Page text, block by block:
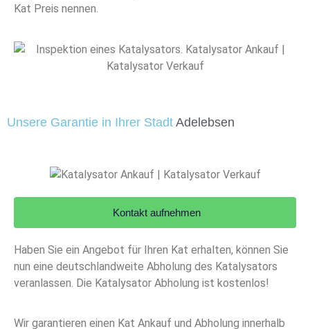
Kat Preis nennen.
Unsere Garantie in Ihrer Stadt Adelebsen
Kontakt aufnehmen
Haben Sie ein Angebot für Ihren Kat erhalten, können Sie
nun eine deutschlandweite Abholung des Katalysators
veranlassen. Die Katalysator Abholung ist kostenlos!
Wir garantieren einen Kat Ankauf und Abholung innerhalb